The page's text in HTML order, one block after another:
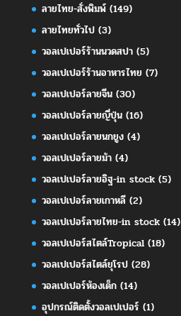
ลายไทย-สั่งพิมพ์(149)
ลายไทยทั่วไป(3)
วอลเปเปอร์ร้านนวดสปา(5)
วอลเปเปอร์ร้านอาหารไทย (7)
วอลเปเปอร์ลายจีน(30)
วอลเปเปอร์ลายญี่ปุ่น(16)
วอลเปเปอร์ลายนกยูง(4)
วอลเปเปอร์ลายม้า(4)
วอลเปเปอร์ลายอิฐ-in stock(5)
วอลเปเปอร์ลายเกาหลี(2)
วอลเปเปอร์ลายไทย-in stock(14)
วอลเปเปอร์สไตล์Tropical(18)
วอลเปเปอร์สไตล์ยุโรป(28)
วอลเปเปอร์ห้องเด็ก(14)
อุปกรณ์ติดตั้งวอลเปเปอร์ (1)